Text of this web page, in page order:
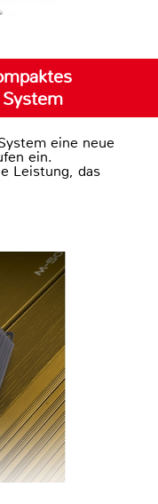
eine neue
ein.
Leistung, das